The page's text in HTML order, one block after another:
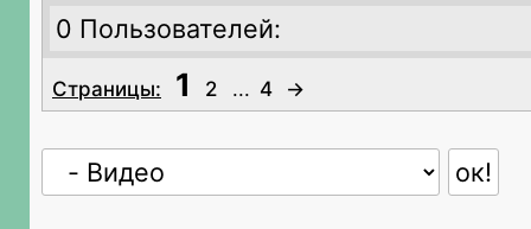
0 Пользователей:
Страницы: 1 2 ... 4 →